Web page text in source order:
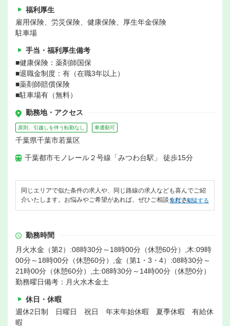
福利厚生
雇用保険、労災保険、健康保険、厚生年金保険
駐車場
手当・福利厚生備考
■健康保険：薬剤師国保
■退職金制度：有（在職3年以上）
■薬剤師賠償保険
■駐車場有（無料）
勤務地・アクセス
原則、引越しを伴う転勤なし 車通勤可
千葉県千葉市若葉区
千葉都市モノレール２号線「みつわ台駅」 徒歩15分
同じエリアで似た条件の求人や、同じ路線の求人なども喜んでご紹
介いたします。お悩みやご希望があれば、ぜひご相談ください。
無料で相談する
勤務時間
月火水金（第2）:08時30分～18時00分（休憩60分）,木:09時
00分～18時00分（休憩60分）,金（第1・3・4）:08時30分～
21時00分（休憩60分）,土:08時30分～14時00分（休憩0分）
勤務曜日備考：月火水木金土
休日・休暇
週休2日制 日曜日 祝日 年末年始休暇 夏季休暇 有給休
暇